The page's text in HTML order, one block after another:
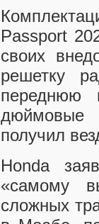
Passport
своих
решетку
переднюю
дюймовые
получил
Honda
«самому
сложных